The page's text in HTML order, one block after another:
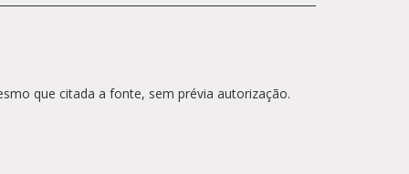
que citada a fonte, sem prévia autorização.